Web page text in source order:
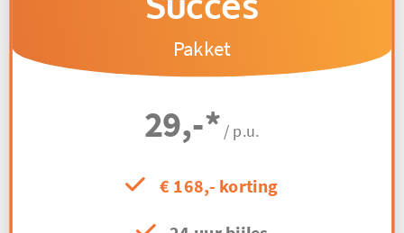
Pakket
29,-* / p.u.
€ 168,- korting